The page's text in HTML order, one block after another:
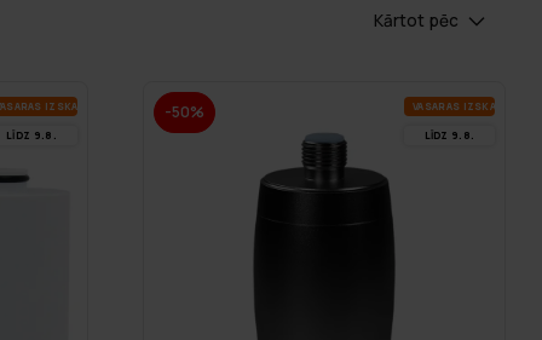
Kārtot pēc
IZ­SKA­ŅA
LĪDZ 9.8.
-50% VA­SA­RAS IZ­SKA­ŅA
LĪDZ 9.8.